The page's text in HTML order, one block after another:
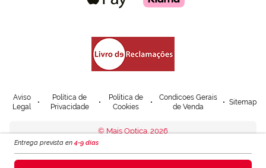
Entrega prevista en4-9 días
Aviso
Legal
Política de
Privacidade
Política de
Cookies
Condicoes Gerais
de Venda
Sitemap
© Mais Optica. 2026